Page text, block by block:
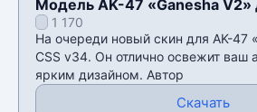
Модель AK-47 «Ganesha V2»
1 170
На очереди новый скин для AK-47
CSS v34. Он отлично освежит ваш
ярким дизайном. Автор
Скачать